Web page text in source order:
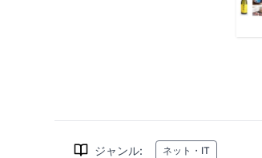
ジャンル: ネット・IT